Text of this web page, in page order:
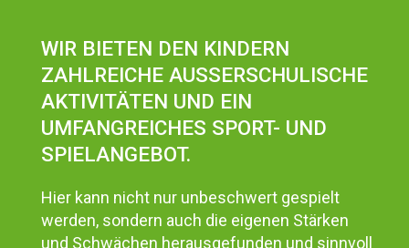
WIR BIETEN DEN KINDERN
ZAHLREICHE AUSSERSCHULISCHE A
KTIVITÄTEN UND EIN U
MFANGREICHES SPORT- UND S
PIELANGEBOT.
Hier kann nicht nur unbeschwert gespielt
werden, sondern auch die eigenen Stärken
und Schwächen herausgefunden und sinnvoll